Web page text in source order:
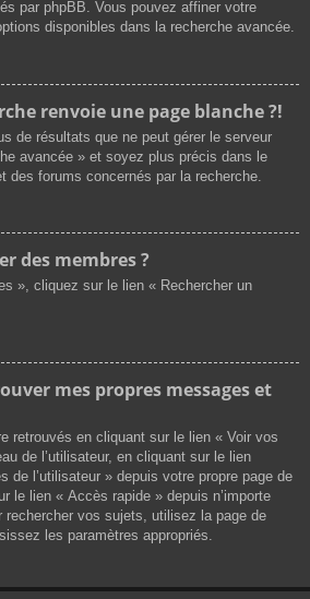
par phpBB. Vous pouvez affiner votre
disponibles dans la recherche avancée.
renvoie une page blanche ?!
de résultats que ne peut gérer le serveur
avancée » et soyez plus précis dans le
des forums concernés par la recherche.
des membres ?
», cliquez sur le lien « Rechercher un
mes propres messages et
retrouvés en cliquant sur le lien « Voir vos
de l’utilisateur, en cliquant sur le lien
de l’utilisateur » depuis votre propre page de
le lien « Accès rapide » depuis n’importe
rechercher vos sujets, utilisez la page de
les paramètres appropriés.